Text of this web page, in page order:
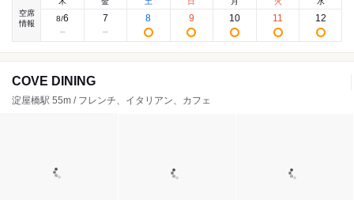
空席
情報
8/6 7 8 9 10 11 12
COVE DINING
淀屋橋駅 55m / フレンチ、イタリアン、カフェ